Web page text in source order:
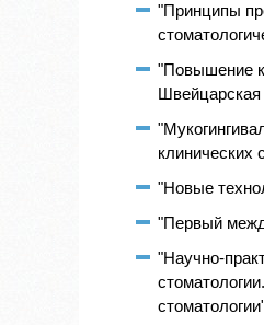
"Принципы
"Повышение
Швейцарская
клинических
"Новые
"Первый
"Научно-